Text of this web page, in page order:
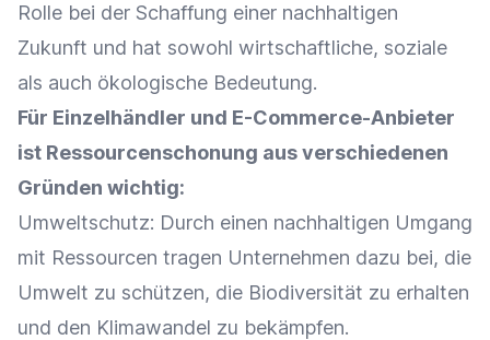
Rolle bei der Schaffung einer nachhaltigen
Zukunft und hat sowohl wirtschaftliche, soziale
als auch ökologische Bedeutung.
Für Einzelhändler und E-Commerce-Anbieter
ist Ressourcenschonung aus verschiedenen
Gründen wichtig:
Umweltschutz: Durch einen nachhaltigen Umgang
mit Ressourcen tragen Unternehmen dazu bei, die
Umwelt zu schützen, die Biodiversität zu erhalten
und den Klimawandel zu bekämpfen.